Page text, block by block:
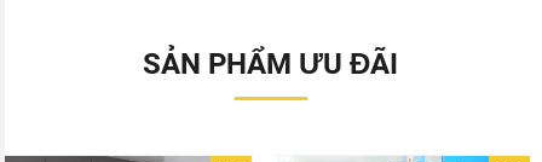
SẢN PHẨM ƯU ĐÃI